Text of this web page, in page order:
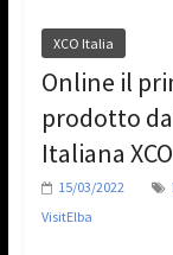
XCO Italia
Online il
prodotto
Italiana XCO
15/03/2022
VisitElba